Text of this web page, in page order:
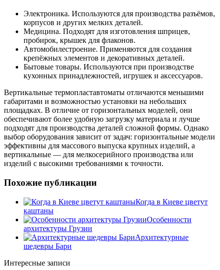
Электроника. Используются для производства разъёмов,
корпусов и других мелких деталей.
Медицина. Подходят для изготовления шприцев,
пробирок, крышек для флаконов.
Автомобилестроение. Применяются для создания
крепёжных элементов и декоративных деталей.
Бытовые товары. Используются при производстве
кухонных принадлежностей, игрушек и аксессуаров.
Вертикальные термопластавтоматы отличаются меньшими
габаритами и возможностью установки на небольших
площадках. В отличие от горизонтальных моделей, они
обеспечивают более удобную загрузку материала и лучше
подходят для производства деталей сложной формы. Однако
выбор оборудования зависит от задач: горизонтальные модели
эффективны для массового выпуска крупных изделий, а
вертикальные — для мелкосерийного производства или
изделий с высокими требованиями к точности.
Похожие публикации
Когда в Киеве цветут
каштаны
Особенности
архитектуры Грузии
Архитектурные
шедевры Бари
Интересные записи